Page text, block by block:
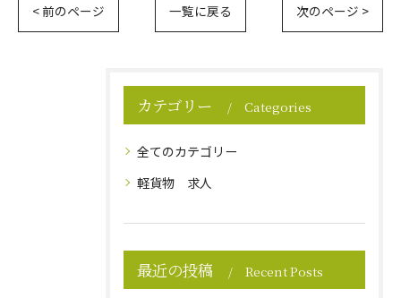
< 前のページ 一覧に戻る 次のページ >
カテゴリー Categories
全てのカテゴリー
軽貨物 求人
最近の投稿 Recent Posts